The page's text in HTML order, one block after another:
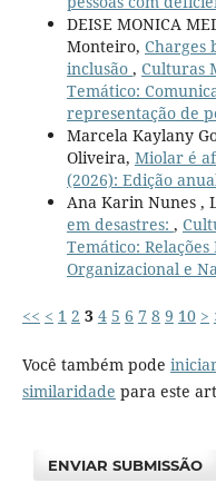
DEISE MONICA
Monteiro, Charges
inclusão , Culturas
Temático:
representação de
Marcela Kaylany
Oliveira, Miolar é
(2026): Edição
Ana Karin Nunes ,
em desastres: ,
Temático:
Organizacional e
<< < 1 2 3 4 5 6 7 8 9 10 >
Você também pode
similaridade para este
ENVIAR SUBMISSÃO